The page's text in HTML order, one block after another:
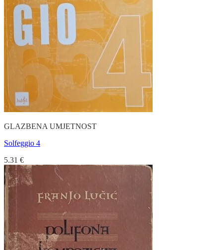
GLAZBENA UMJETNOST
Solfeggio 4
5.31 €